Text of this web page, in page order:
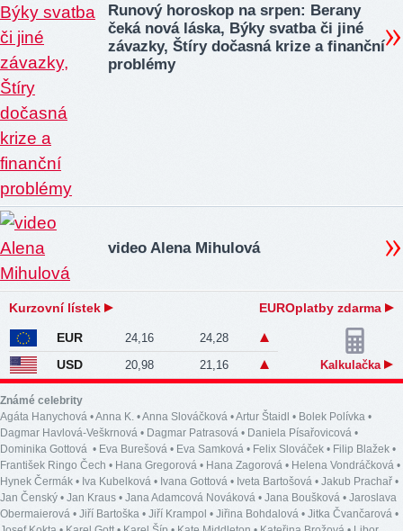
Runový horoskop na srpen: Berany
čeká nová láska, Býky svatba či jiné
závazky, Štíry dočasná krize a finanční
problémy
video Alena Mihulová
Kurzovní lístek EUROplatby zdarma
EUR 24,16 24,28
USD 20,98 21,16 Kalkulačka
Známé celebrity
Agáta Hanychová •Anna K. •Anna Slováčková •Artur Štaidl • Bolek Polívka •
Dagmar Havlová-Veškrnová • Dagmar Patrasová • Daniela Písařovicová •
Dominika Gottová • Eva Burešová • Eva Samková • Felix Slováček • Filip Blažek •
František Ringo Čech • Hana Gregorová • Hana Zagorová • Helena Vondráčková •
Hynek Čermák • Iva Kubelková • Ivana Gottová • Iveta Bartošová • Jakub Prachař •
Jan Čenský • Jan Kraus • Jana Adamcová Nováková • Jana Boušková • Jaroslava
Obermaierová • Jiří Bartoška • Jiří Krampol • Jiřina Bohdalová • Jitka Čvančarová •